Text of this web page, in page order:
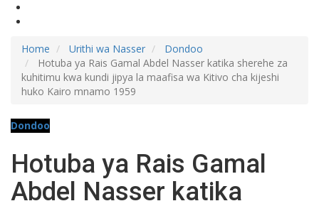
Home Urithi wa Nasser
Dondoo
Hotuba ya Rais Gamal Abdel Nasser katika sherehe za
kuhitimu kwa kundi jipya la maafisa wa Kitivo cha kijeshi
huko Kairo mnamo 1959
Dondoo
Hotuba ya Rais Gamal
Abdel Nasser katika